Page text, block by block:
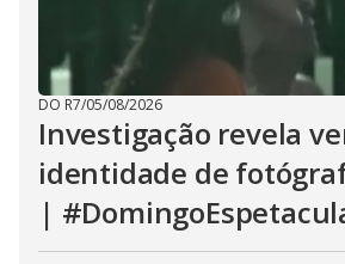
DO R7/05/08/2026
Investigação revela
identidade de
|